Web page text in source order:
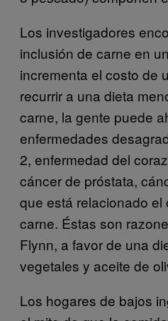
Los investigadores
inclusión de carne en
incrementa el costo de
recurrir a una dieta
carne, la gente puede
enfermedades
2, enfermedad del
cáncer de próstata,
que está relacionado el
carne. Éstas son
Flynn, a favor de una
vegetales y aceite de
Los hogares de bajos